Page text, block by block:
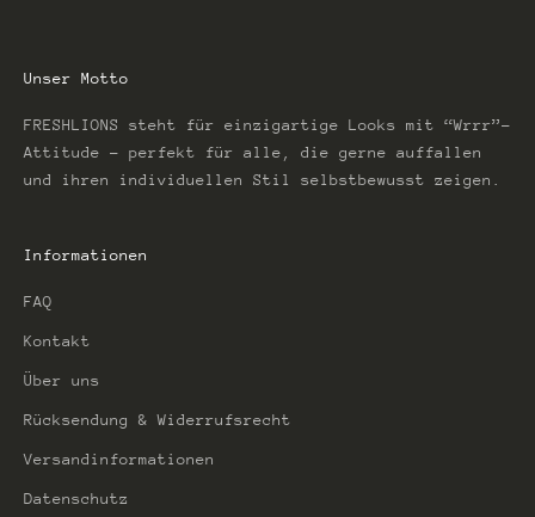
Unser Motto
FRESHLIONS steht für einzigartige Looks mit “Wrrr”-
Attitude – perfekt für alle, die gerne auffallen
und ihren individuellen Stil selbstbewusst zeigen.
Informationen
FAQ
Kontakt
Über uns
Rücksendung & Widerrufsrecht
Versandinformationen
Datenschutz